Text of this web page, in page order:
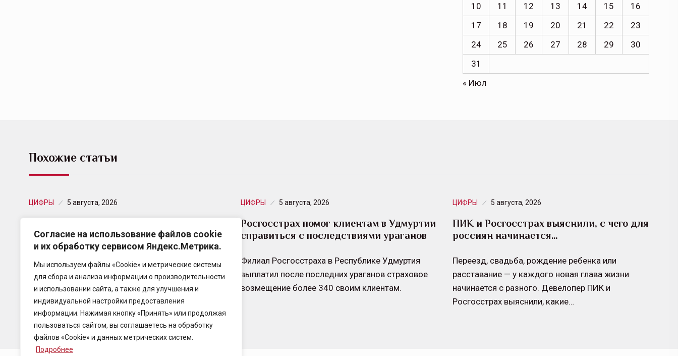
Согласие на использование файлов cookie
и их обработку сервисом Яндекс.Метрика.
Мы используем файлы «Cookie» и метрические системы
для сбора и анализа информации о производительности
и использовании сайта, а также для улучшения и
индивидуальной настройки предоставления
информации. Нажимая кнопку «Принять» или продолжая
пользоваться сайтом, вы соглашаетесь на обработку
файлов «Cookie» и данных метрических систем.
Подробнее
10
11 12 13 14 15
16
17
18 19 20 21 22
23
24
25 26 27 28 29
30
31
« Июл
Похожие статьи
ЦИФРЫ 5 августа, 2026
области свыше 90% застрахованных…
Национальный союз агростраховщиков (НСА)
ввел процедуру реагирования в связи с
объявлением режима ЧС в Омской области из-за
атмосферной и почвенной засухи,…
ЦИФРЫ 5 августа, 2026
Росгосстрах помог клиентам в Удмуртии
справиться с последствиями ураганов
Филиал Росгосстраха в Республике Удмуртия
выплатил после последних ураганов страховое
возмещение более 340 своим клиентам.
ЦИФРЫ 5 августа, 2026
ПИК и Росгосстрах выяснили, с чего для
россиян начинается…
Переезд, свадьба, рождение ребенка или
расставание — у каждого новая глава жизни
начинается с разного. Девелопер ПИК и
Росгосстрах выяснили, какие…